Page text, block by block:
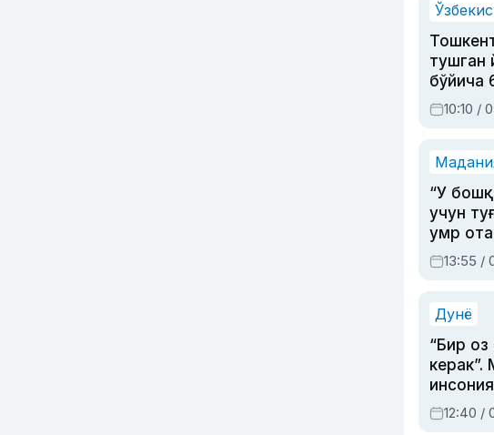
тушган
бўйича
ҳукми
10:10 /
“У
учун
умр
устаси
13:55 /
Дунё
“Бир
керак”.
олмай
12:40 /